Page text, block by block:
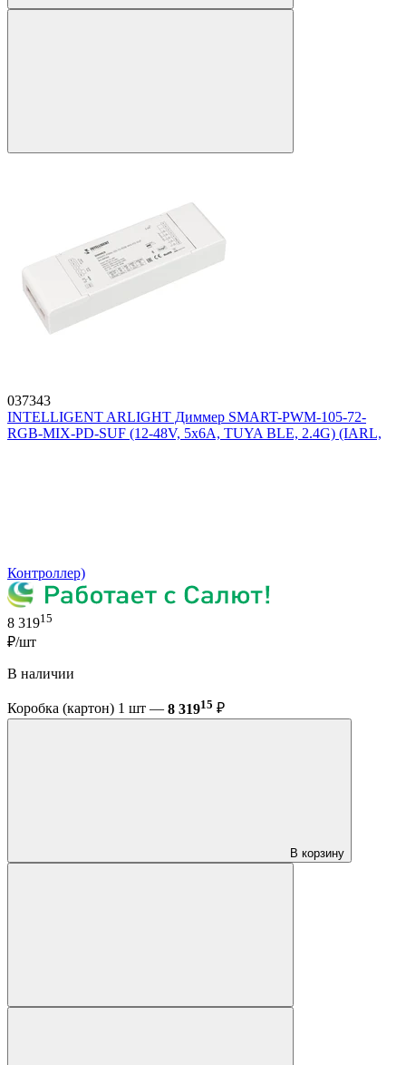
037343
INTELLIGENT ARLIGHT Диммер SMART-PWM-105-72-
RGB-MIX-PD-SUF (12-48V, 5x6A, TUYA BLE, 2.4G) (IARL,
Контроллер)
8 31915
₽/шт
В наличии
Коробка (картон) 1 шт — 8 31915 ₽
В корзину